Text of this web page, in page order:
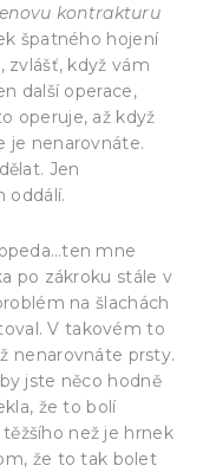
kontrakturu
špatného hojení
zvlášť, když vám
další operace,
operuje, až když
je nenarovnáte.
Jen
oddálí.
mne
po zákroku stále v
na šlachách
V takovém to
nenarovnáte prsty.
jste něco hodně
že to bolí
než je hrnek
že to tak bolet